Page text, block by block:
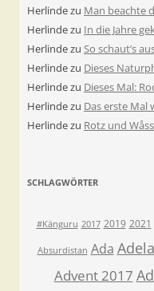
Herlindezu Man beachte
Herlindezu In die Jahre
Herlindezu So schaut’s
Herlindezu Dieses
Herlindezu Dieses Mal:
Herlindezu Das erste Mal
Herlindezu Rotz und
SCHLAGWÖRTER
#Känguru 2017 2019 2021
Absurdistan Ada Adela
Advent 2017